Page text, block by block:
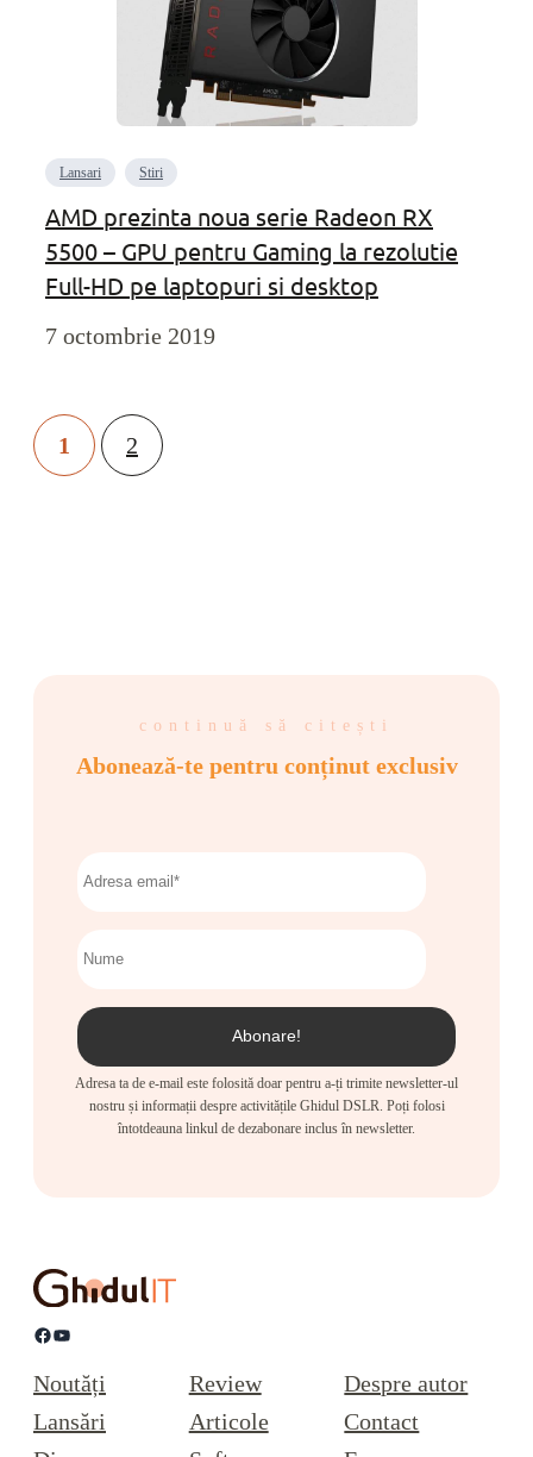
Lansari Stiri
AMD prezinta noua serie Radeon RX
5500 – GPU pentru Gaming la rezolutie
Full-HD pe laptopuri si desktop
7 octombrie 2019
1 2
continuă să citești
Abonează-te pentru conținut exclusiv
Adresa ta de e-mail este folosită doar pentru a-ți trimite newsletter-ul
nostru și informații despre activitățile Ghidul DSLR. Poți folosi
întotdeauna linkul de dezabonare inclus în newsletter.
Facebook YouTube
Noutăți
Lansări
Review
Articole
Despre autor
Contact